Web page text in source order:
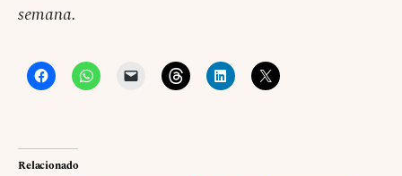
semana.
Relacionado